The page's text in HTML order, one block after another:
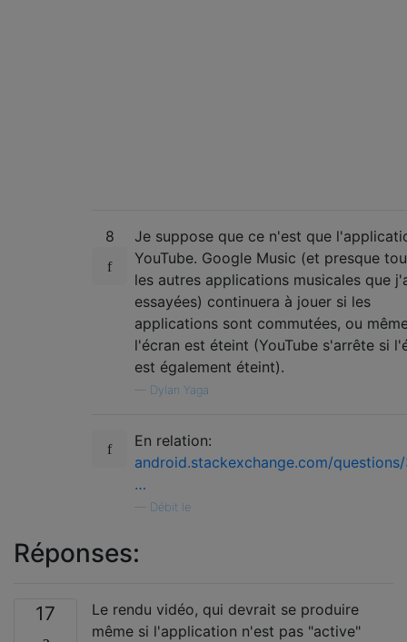
8
Je suppose que ce n'est que
YouTube. Google Music (et presque
les autres applications musicales que
essayées) continuera à jouer si les
applications sont commutées, ou
l'écran est éteint (YouTube s'arrête si
est également éteint).
Dylan Yaga
En relation:
android.stackexchange.com/
…
Débit le
Réponses:
17
Le rendu vidéo, qui devrait se produire
même si l'application n'est pas "active"